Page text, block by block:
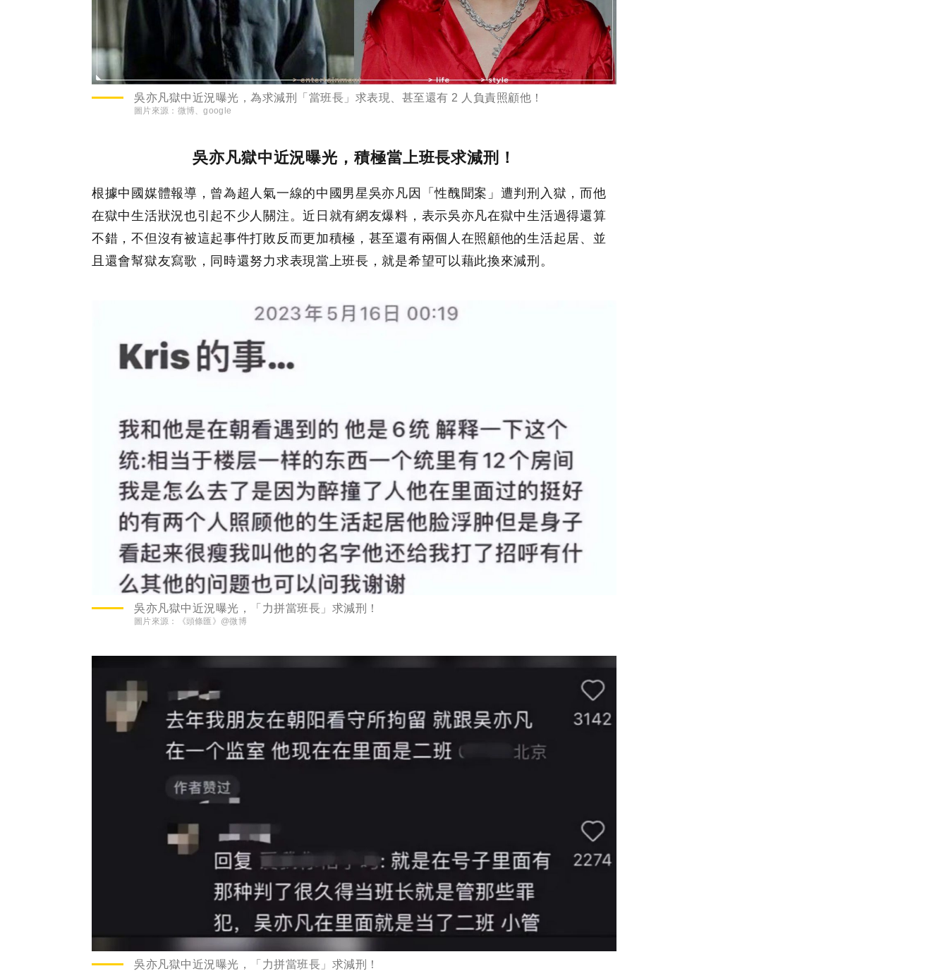
吳亦凡獄中近況曝光，為求減刑「當班長」求表現、甚至還有 2 人負責照顧他！
圖片來源： 微博、google
吳亦凡獄中近況曝光，積極當上班長求減刑！
根據中國媒體報導，曾為超人氣一線的中國男星吳亦凡因「性醜聞案」遭判刑入獄，而他
在獄中生活狀況也引起不少人關注。近日就有網友爆料，表示吳亦凡在獄中生活過得還算
不錯，不但沒有被這起事件打敗反而更加積極，甚至還有兩個人在照顧他的生活起居、並
且還會幫獄友寫歌，同時還努力求表現當上班長，就是希望可以藉此換來減刑。
吳亦凡獄中近況曝光，「力拼當班長」求減刑！
圖片來源： 《頭條匯》@微博
吳亦凡獄中近況曝光，「力拼當班長」求減刑！